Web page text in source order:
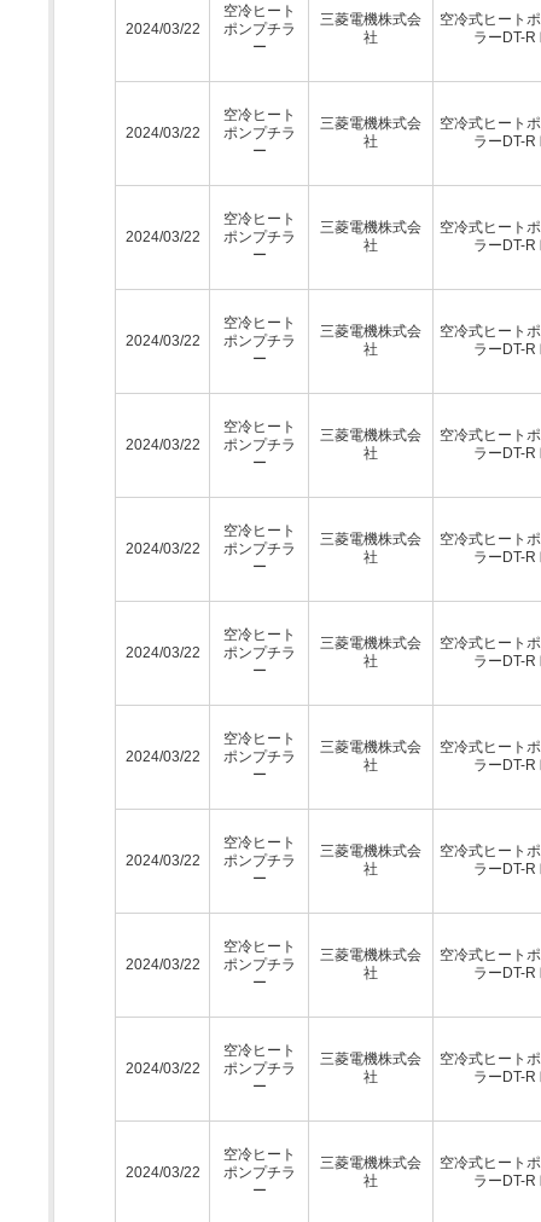
2024/03/22
空冷ヒート
ポンプチラ
ー
三菱電機株式会
社
空冷式ヒート
ラーDT-
2024/03/22
空冷ヒート
ポンプチラ
ー
三菱電機株式会
社
空冷式ヒート
ラーDT-
2024/03/22
空冷ヒート
ポンプチラ
ー
三菱電機株式会
社
空冷式ヒート
ラーDT-
2024/03/22
空冷ヒート
ポンプチラ
ー
三菱電機株式会
社
空冷式ヒート
ラーDT-
2024/03/22
空冷ヒート
ポンプチラ
ー
三菱電機株式会
社
空冷式ヒート
ラーDT-
2024/03/22
空冷ヒート
ポンプチラ
ー
三菱電機株式会
社
空冷式ヒート
ラーDT-
2024/03/22
空冷ヒート
ポンプチラ
ー
三菱電機株式会
社
空冷式ヒート
ラーDT-
2024/03/22
空冷ヒート
ポンプチラ
ー
三菱電機株式会
社
空冷式ヒート
ラーDT-
2024/03/22
空冷ヒート
ポンプチラ
ー
三菱電機株式会
社
空冷式ヒート
ラーDT-
2024/03/22
空冷ヒート
ポンプチラ
ー
三菱電機株式会
社
空冷式ヒート
ラーDT-
2024/03/22
空冷ヒート
ポンプチラ
ー
三菱電機株式会
社
空冷式ヒート
ラーDT-
2024/03/22
空冷ヒート
ポンプチラ
ー
三菱電機株式会
社
空冷式ヒート
ラーDT-